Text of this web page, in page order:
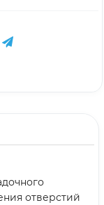
отверстий